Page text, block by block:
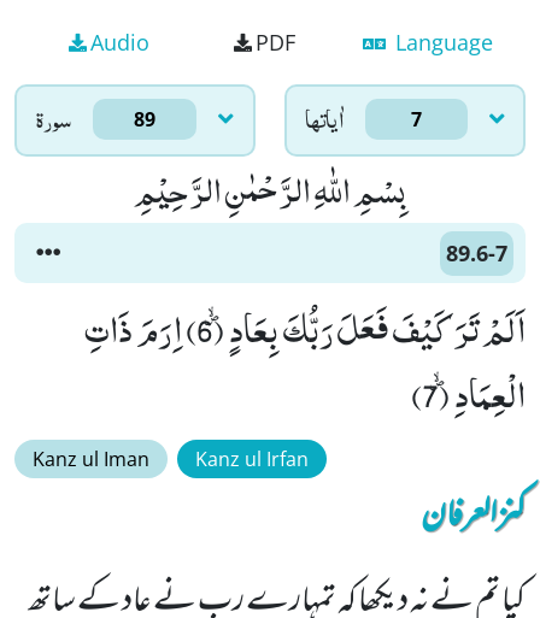
Audio PDF Language
سورۃ 89 اٰياتها 7
بِسْمِ اللّٰهِ الرَّحْمٰنِ الرَّحِیْمِ
89.6-7
اَلَمْ تَرَ كَیْفَ فَعَلَ رَبُّكَ بِعَادٍﭪ (6) اِرَمَ ذَاتِ
الْعِمَادِﭪ (7)
Kanz ul Iman Kanz ul Irfan
کنزالعرفان
کیا تم نے نہ دیکھا کہ تمہارے رب نے عاد کے ساتھ